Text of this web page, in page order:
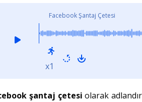
Facebook Şantaj Çetesi
x1
şantaj çetesi olarak